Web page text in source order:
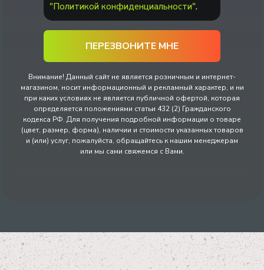
"Политикой конфиденциальности".
Внимание! Данный сайт не является розничным и интернет-
магазином, носит информационный и рекламный характер, и ни
при каких условиях не является публичной офертой, которая
определяется положениями статьи 432 (2) Гражданского
кодекса РФ. Для получения подробной информации о товаре
(цвет, размер, форма), наличии и стоимости указанных товаров
и (или) услуг, пожалуйста, обращайтесь к нашим менеджерам
или мы сами свяжемся с Вами.